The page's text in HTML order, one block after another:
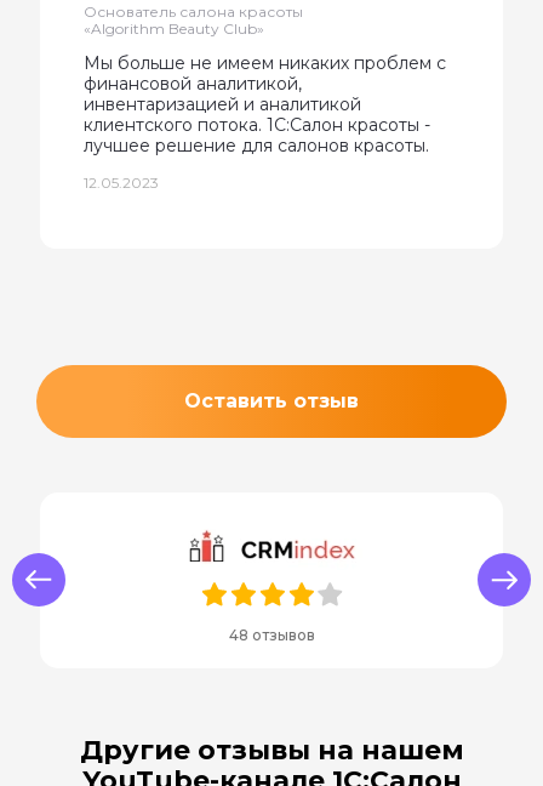
Основатель салона красоты
«Algorithm Beauty Club»
Мы больше не имеем никаких проблем с
финансовой аналитикой,
инвентаризацией и аналитикой
клиентского потока. 1С:Салон красоты -
лучшее решение для салонов красоты.
12.05.2023
Оставить отзыв
48 отзывов
Другие отзывы на нашем